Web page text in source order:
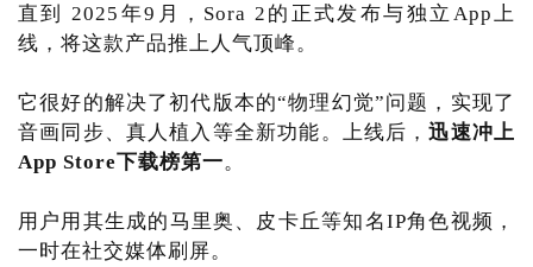
直到 2025年9月，Sora 2的正式发布与独立App上
线，将这款产品推上人气顶峰。
它很好的解决了初代版本的“物理幻觉”问题，实现了
音画同步、真人植入等全新功能。上线后，迅速冲上
App Store下载榜第一。
用户用其生成的马里奥、皮卡丘等知名IP角色视频，
一时在社交媒体刷屏。